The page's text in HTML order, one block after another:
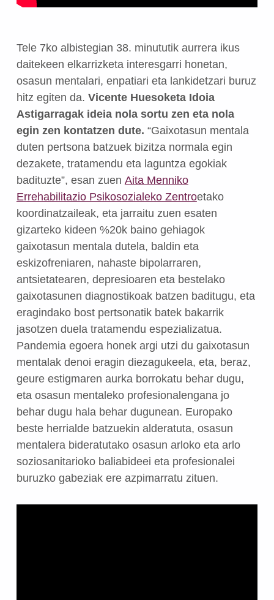
Tele 7ko albistegian 38. minututik aurrera ikus
daitekeen elkarrizketa interesgarri honetan,
osasun mentalari, enpatiari eta lankidetzari buruz
hitz egiten da. Vicente HuesoketaIdoia
Astigarragak ideia nola sortu zen eta nola
egin zen kontatzen dute. “Gaixotasun mentala
duten pertsona batzuek bizitza normala egin
dezakete, tratamendu eta laguntza egokiak
badituzte”, esan zuen Aita Menniko
Errehabilitazio Psikosozialeko Zentroetako
koordinatzaileak, eta jarraitu zuen esaten
gizarteko kideen %20k baino gehiagok
gaixotasun mentala dutela, baldin eta
eskizofreniaren, nahaste bipolarraren,
antsietatearen, depresioaren eta bestelako
gaixotasunen diagnostikoak batzen baditugu, eta
eragindako bost pertsonatik batek bakarrik
jasotzen duela tratamendu espezializatua.
Pandemia egoera honek argi utzi du gaixotasun
mentalak denoi eragin diezagukeela, eta, beraz,
geure estigmaren aurka borrokatu behar dugu,
eta osasun mentaleko profesionalengana jo
behar dugu hala behar dugunean. Europako
beste herrialde batzuekin alderatuta, osasun
mentalera bideratutako osasun arloko eta arlo
soziosanitarioko baliabideei eta profesionalei
buruzko gabeziak ere azpimarratu zituen.